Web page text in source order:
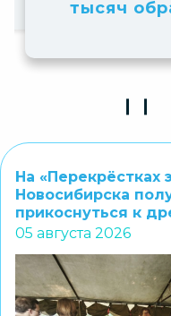
❙ ❙
На «Перекрёстках
Новосибирска
прикоснуться к
05 августа 2026